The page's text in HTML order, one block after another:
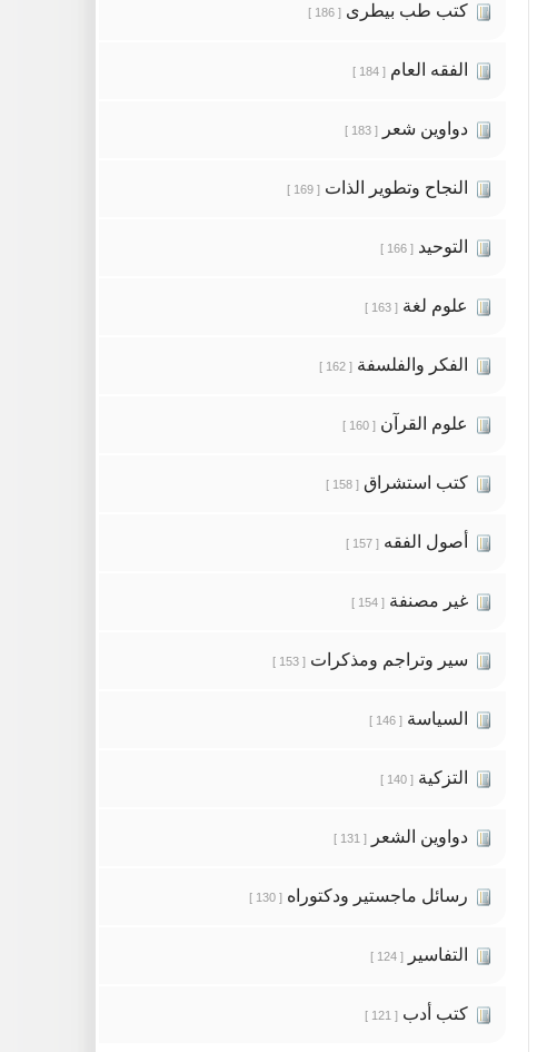
كتب طب بيطرى [ 186 ]
الفقه العام [ 184 ]
دواوين شعر [ 183 ]
النجاح وتطوير الذات [ 169 ]
التوحيد [ 166 ]
علوم لغة [ 163 ]
الفكر والفلسفة [ 162 ]
علوم القرآن [ 160 ]
كتب استشراق [ 158 ]
أصول الفقه [ 157 ]
غير مصنفة [ 154 ]
سير وتراجم ومذكرات [ 153 ]
السياسة [ 146 ]
التزكية [ 140 ]
دواوين الشعر [ 131 ]
رسائل ماجستير ودكتوراه [ 130 ]
التفاسير [ 124 ]
كتب أدب [ 121 ]